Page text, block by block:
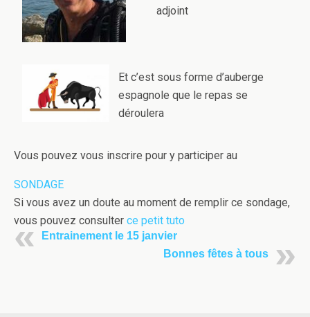
adjoint
Et c’est sous forme d’auberge
espagnole que le repas se
déroulera
Vous pouvez vous inscrire pour y participer au
SONDAGE
Si vous avez un doute au moment de remplir ce sondage,
vous pouvez consulter ce petit tuto
Entrainement le 15 janvier
Bonnes fêtes à tous